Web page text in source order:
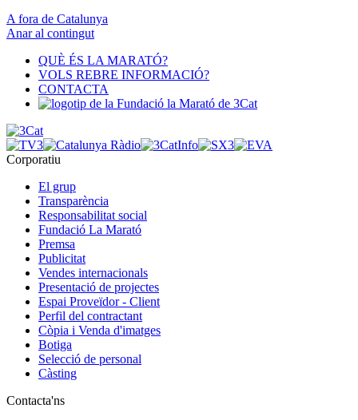
A fora de Catalunya
Anar al contingut
QUÈ ÉS LA MARATÓ?
VOLS REBRE INFORMACIÓ?
CONTACTA
Corporatiu
El grup
Transparència
Responsabilitat social
Fundació La Marató
Premsa
Publicitat
Vendes internacionals
Presentació de projectes
Espai Proveïdor - Client
Perfil del contractant
Còpia i Venda d'imatges
Botiga
Selecció de personal
Càsting
Contacta'ns